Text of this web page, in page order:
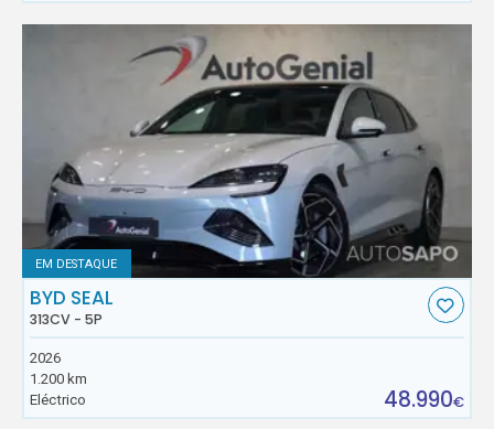
EM DESTAQUE
BYD SEAL
313CV - 5P
2026
1.200 km
Eléctrico
48.990€